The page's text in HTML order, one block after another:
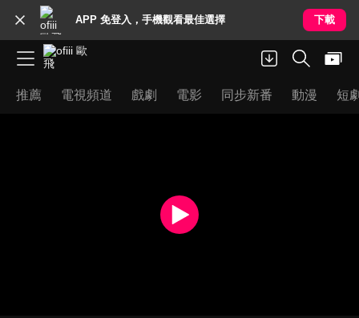
APP 免登入，手機觀看最佳選擇 下載
推薦 電視頻道 戲劇 電影 同步新番 動漫 短